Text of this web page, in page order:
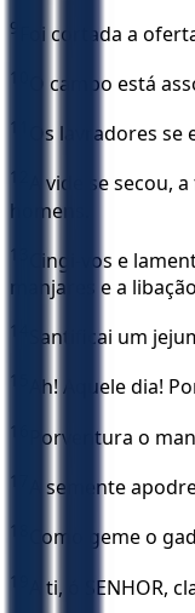
9 Foi cortada a
10 O campo está
11 Os lavradores
12
A vide se
homens.
13
Cingi-vos e
manjares e a
14 Santificai um
15 Ah! Aquele dia!
16 Porventura o
17 A semente
18 Como geme o
19 A ti, ó